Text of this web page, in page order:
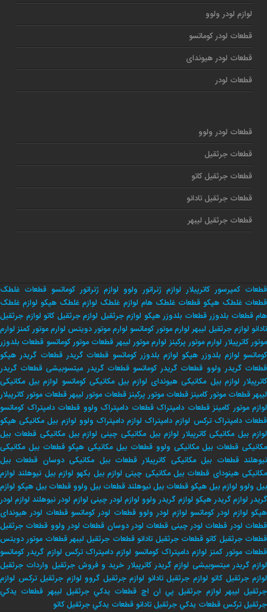
لوازم لودر ولوو
قطعات لودر کوماتسو
قطعات لودر هیوندای
قطعات لودر
قطعات لودر ولوو
قطعات جرثقیل
قطعات جرثقیل کاتو
قطعات جرثقیل تادانو
قطعات جرثقیل لیبهر
قطعات کمپرسور کاترپیلار لوازم ژنراتور ولوو لوازم ژنراتور کوماتسو قطعات غلطک
قطعات غلطک هپکو قطعات غلطک هام لوازم غلطک لوازم غلطک هپکو لوازم غلطک
هام قطعات بلدوزر قطعات بلدوزر هپکو لوازم جرثقیل لوازم جرثقیل کاتو لوازم جرثقیل
تادانو لوازم جرثقیل لیبهر لوارم موتور کوماتسو لوارم موتور دویتس لوارم موتور کمنز لوارم
موتور کاترپیلار لوارم موتور پرکینز لوارم موتور لیبهر قطعات موتور کوماتسو قطعات بلدوزر
کوماتسو لوازم بلدوزر هپکو لوازم بلدوزر کوماتسو قطعات گریدر قطعات گریدر هپکو
قطعات گریدر ولوو قطعات گریدر کوماتسو قطعات گریدر میتسوبیشی قطعات گریدر
کاترپیلار لوازم بیل مکانیکی هیوندای لوازم بیل مکانیکی کوماتسو لوازم بیل مکانیکی
لیبهرقطعات موتور کامینزقطعات موتور پرکینزقطعات موتور لیبهرقطعات موتور کاترپیلار
لوازم موتور کامینز قطعات دامپتراک قطعات دامپتراک ولوو قطعات دامپتراک کوماتسو
قطعات دامپتراک ترکس لوازم دامپتراک لوازم دامپتراک ولوو لوازم بیل مکانیکی هپکو
لوازم بیل مکانیکی کاترپیلار لوازم بیل مکانیکی چینی لوازم بیل مکانیکی قطعات بیل
مکانیکی قطعات بیل مکانیکی ولوو قطعات بیل مکانیکی هپکو قطعات بیل مکانیکی
نیوهلند قطعات بیل مکانیکی کاترپیلار قطعات بیل مکانیکی دوسان قطعات بیل
مکانیکی هینودای قطعات بیل مکانیکی چینی لوازم بیل بکهو لوازم بیل نیوهلند لوازم
بیل ولوو لوازم بیل هپکوقطعات بیل نیوهلندقطعات بیل ولووقطعات بیل هپکو لوازم
گریدر لوازم گریدر هپکو لوازم گریدر ولوو لوازم لودر چینی لوازم لودر نیوهلند لوازم لودر
هپکو لوازم لودر کوماتسو لوازم لودر ولوو قطعات لودر کوماتسو قطعات لودر هیوندای
قطعات لودر قطعات لودر چینی قطعات لودر دوسان قطعات لودر ولوو قطعات جرثقیل
قطعات جرثقیل کاتوقطعات جرثقیل تادانوقطعات جرثقیل لیبهرقطعات موتور دویتس
قطعات موتور کمنز لوازم دامپتراک کوماتسو لوازم دامپتراک ترکس لوازم گریدر کوماتسو
لوازم گریدر میتسوبیشی لوازم گریدر کاترپیلار خريد و فروش جرثقيل واردات جرثقيل
لوازم جرثقيل كاتو لوازم جرثقيل تادانو لوازم جرثقيل گروو لوازم جرثقيل تركس لوازم
جرثقيل ليبهر لوازم جرثقيل پي ان اچ قطعات يدكي جرثقيل ليبهر قطعات يدكي
جرثقيل تركسقطعات يدكي جرثقيل تادانوقطعات يدكي جرثقيل كاتو